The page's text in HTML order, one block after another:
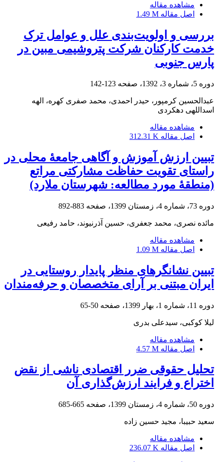
مشاهده مقاله
اصل مقاله 1.49 M
بررسی و اولویت‌بندی علل و عوامل ترک
خدمت کارکنان شرکت پتروشیمی مبین در
پارس جنوبی
دوره 5، شماره 3، 1392، صفحه 123-142
عبدالحسین کرمپور، حیدر احمدی، محمد صفری کهره، الهه
اسداللهی دهکردی
مشاهده مقاله
اصل مقاله 312.31 K
تبیین ارزش آموزش و آگاهی جامعۀ ‌محلی در
راستای تقویت حفاظت مشارکتی مراتع
(منطقۀ مورد مطالعه: شهرستان ملارد)
دوره 73، شماره 4، زمستان 1399، صفحه 883-892
مائده نصری، محمد جعفری، حسین آذرنیوند، حامد رفیعی
مشاهده مقاله
اصل مقاله 1.09 M
تبیین نشانگرهای منظر پایدار روستایی در
ایران مبتنی بر آرای متخصصان و حرفه‌مندان
دوره 11، شماره 1، بهار 1399، صفحه 50-65
لیلا کوکبی، سیدعلی بدری
مشاهده مقاله
اصل مقاله 4.57 M
تحلیل حقوقی ضرر اقتصادی ناشی از نقض
اختراع و فرایند ارزش‌گذاری آن
دوره 50، شماره 4، زمستان 1399، صفحه 665-685
سعید حبیبا، مجید حسین زاده
مشاهده مقاله
اصل مقاله 236.07 K